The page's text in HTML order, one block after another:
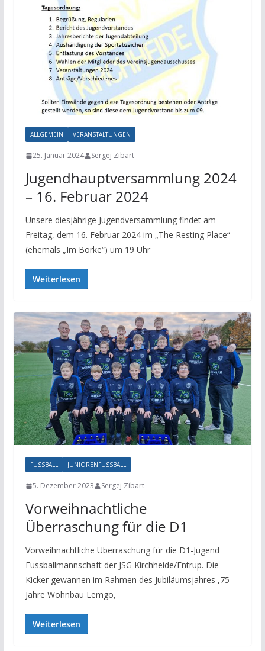
ALLGEMEIN VERANSTALTUNGEN
25. Januar 2024 Sergej Zibart
Jugendhauptversammlung 2024
– 16. Februar 2024
Unsere diesjährige Jugendversammlung findet am
Freitag, dem 16. Februar 2024 im „The Resting Place“
(ehemals „Im Borke“) um 19 Uhr
Weiterlesen
FUSSBALL JUNIORENFUSSBALL
5. Dezember 2023 Sergej Zibart
Vorweihnachtliche
Überraschung für die D1
Vorweihnachtliche Überraschung für die D1-Jugend
Fussballmannschaft der JSG Kirchheide/Entrup. Die
Kicker gewannen im Rahmen des Jubiläumsjahres ,75
Jahre Wohnbau Lemgo,
Weiterlesen